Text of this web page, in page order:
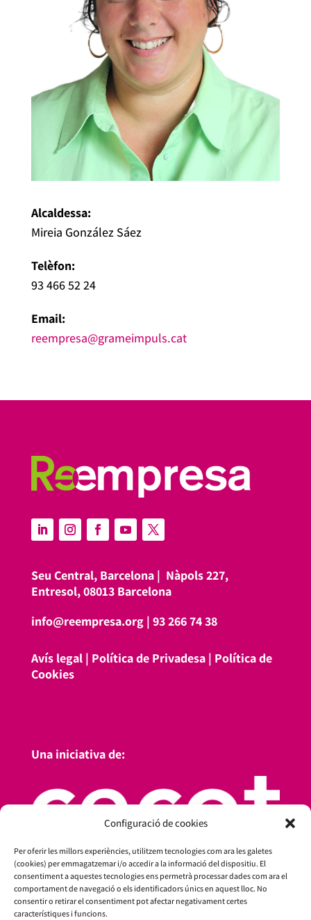
Configuració de cookies
Per oferir les millors experiències, utilitzem tecnologies com ara les galetes
(cookies) per emmagatzemar i/o accedir a la informació del dispositiu. El
consentiment a aquestes tecnologies ens permetrà processar dades com ara el
comportament de navegació o els identificadors únics en aquest lloc. No
consentir o retirar el consentiment pot afectar negativament certes
característiques i funcions.
Alcaldessa:
Mireia González Sáez
Telèfon:
93 466 52 24
Email:
reempresa@grameimpuls.cat
Seu Central, Barcelona | Nàpols 227,
Entresol, 08013 Barcelona
info@reempresa.org| 93 266 74 38
Avís legal| Política de Privadesa| Política de
Cookies
Una iniciativa de: